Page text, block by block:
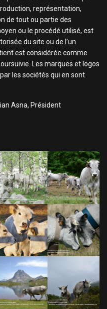
représentation,
de tout ou partie des
ou le procédé utilisé, est
du site ou de l’un
est considérée comme
Les marques et logos
les sociétés qui en sont
Asna, Président